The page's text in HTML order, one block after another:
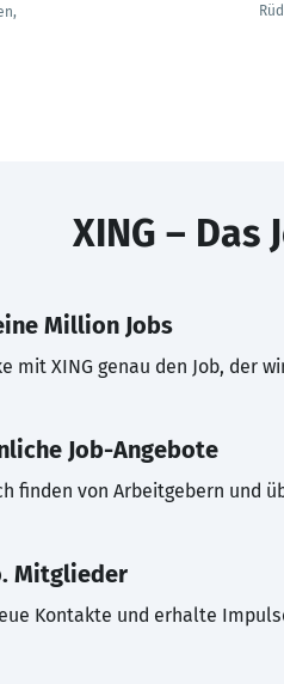
XING – Das
Million Jobs
mit XING genau den Job, der
Job-Angebote
finden von Arbeitgebern und
Mitglieder
Kontakte und erhalte